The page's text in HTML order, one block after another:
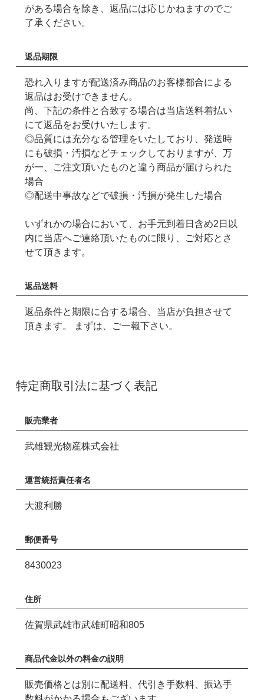
がある場合を除き、返品には応じかねますのでご
了承ください。
返品期限
恐れ入りますが配送済み商品のお客様都合による
返品はお受けできません。
尚、下記の条件と合致する場合は当店送料着払い
にて返品をお受けいたします。
◎品質には充分なる管理をいたしており、発送時
にも破損・汚損などチェックしておりますが、万
が一、ご注文頂いたものと違う商品が届けられた
場合
◎配送中事故などで破損・汚損が発生した場合
いずれかの場合において、お手元到着日含め2日以
内に当店へご連絡頂いたものに限り、ご対応とさ
せて頂きます。
返品送料
返品条件と期限に合する場合、当店が負担させて
頂きます。 まずは、ご一報下さい。
特定商取引法に基づく表記
販売業者
武雄観光物産株式会社
運営統括責任者名
大渡利勝
郵便番号
8430023
住所
佐賀県武雄市武雄町昭和805
商品代金以外の料金の説明
販売価格とは別に配送料、代引き手数料、振込手